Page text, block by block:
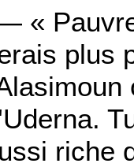
«
plus
riche